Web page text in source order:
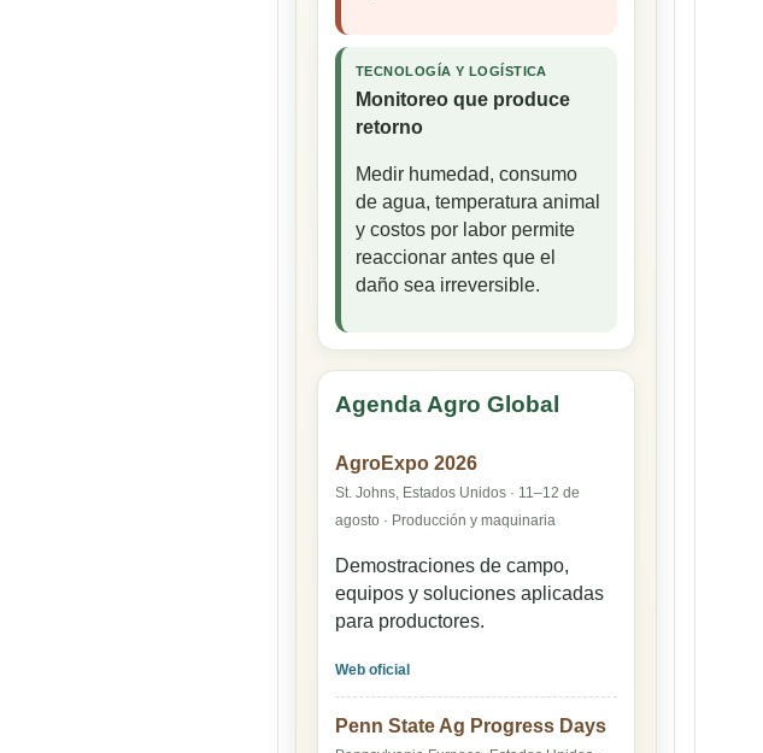
TECNOLOGÍA Y LOGÍSTICA
Monitoreo que produce
retorno
Medir humedad, consumo
de agua, temperatura animal
y costos por labor permite
reaccionar antes que el
daño sea irreversible.
Agenda Agro Global
AgroExpo 2026
St. Johns, Estados Unidos · 11–12 de
agosto · Producción y maquinaria
Demostraciones de campo,
equipos y soluciones aplicadas
para productores.
Web oficial
Penn State Ag Progress Days